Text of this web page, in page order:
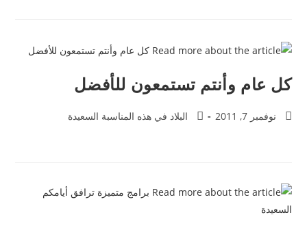
كل عام وأنتم تستمعون للأفضل
نوفمبر 7, 2011 البلاد في هذه المناسبة السعيدة